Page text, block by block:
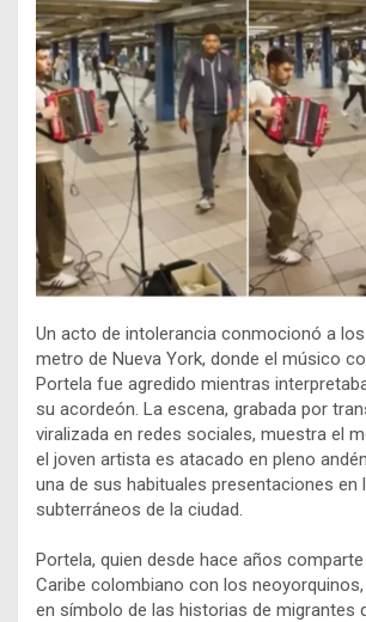
Un acto de intolerancia conmocionó a
metro de Nueva York, donde el músico
Portela fue agredido mientras
su acordeón. La escena, grabada por
viralizada en redes sociales, muestra el
el joven artista es atacado en pleno
una de sus habituales presentaciones en
subterráneos de la ciudad.
Portela, quien desde hace años
Caribe colombiano con los
en símbolo de las historias de migrantes